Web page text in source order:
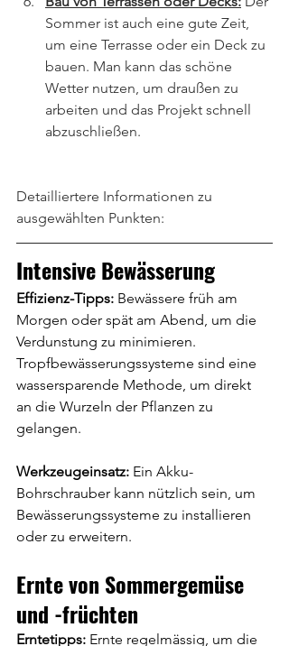
Sommer ist auch eine gute Zeit,
um eine Terrasse oder ein Deck zu
bauen. Man kann das schöne
Wetter nutzen, um draußen zu
arbeiten und das Projekt schnell
abzuschließen.
Detailliertere Informationen zu
ausgewählten Punkten:
Intensive Bewässerung
Effizienz-Tipps: Bewässere früh am
Morgen oder spät am Abend, um die
Verdunstung zu minimieren.
Tropfbewässerungssysteme sind eine
wassersparende Methode, um direkt
an die Wurzeln der Pflanzen zu
gelangen.
Werkzeugeinsatz: Ein Akku-
Bohrschrauber kann nützlich sein, um
Bewässerungssysteme zu installieren
oder zu erweitern.
Ernte von Sommergemüse
und -früchten
Erntetipps: Ernte regelmässig, um die